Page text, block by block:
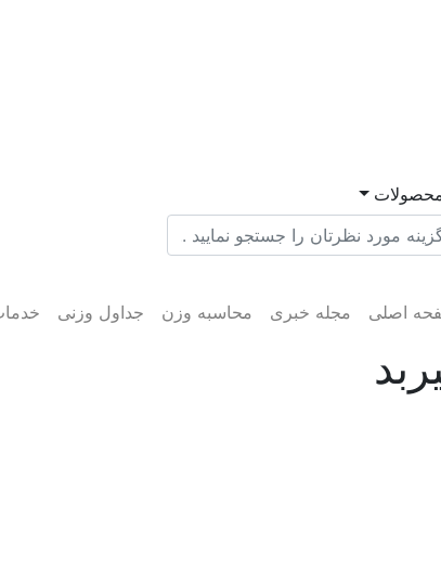
اصلی مجله خبری محاسبه وزن جداول وزنی